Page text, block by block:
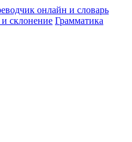
и склонение Грамматика